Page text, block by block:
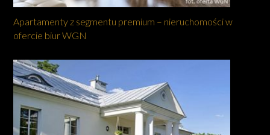
Apartamenty z segmentu premium – nieruchomości w
ofercie biur WGN